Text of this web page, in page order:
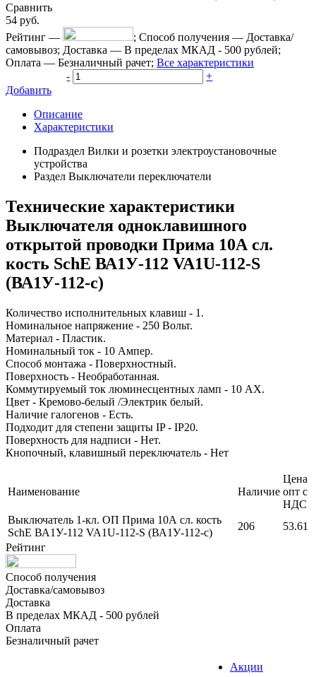
Сравнить
54 руб.
Рейтинг — ; Способ получения — Доставка/
самовывоз; Доставка — В пределах МКАД - 500 рублей;
Оплата — Безналичный рачет; Все характеристики
-
+
Добавить
Описание
Характеристики
Подраздел Вилки и розетки электроустановочные
устройства
Раздел Выключатели переключатели
Технические характеристики
Выключателя одноклавишного
открытой проводки Прима 10А сл.
кость SchE ВА1У-112 VA1U-112-S
(ВА1У-112-с)
Количество исполнительных клавиш - 1.
Номинальное напряжение - 250 Вольт.
Материал - Пластик.
Номинальный ток - 10 Ампер.
Способ монтажа - Поверхностный.
Поверхность - Необработанная.
Коммутируемый ток люминесцентных ламп - 10 AX.
Цвет - Кремово-белый /Электрик белый.
Наличие галогенов - Есть.
Подходит для степени защиты IP - IP20.
Поверхность для надписи - Нет.
Кнопочный, клавишный переключатель - Нет
Наименование Наличие
Цена
опт с
НДС
Выключатель 1-кл. ОП Прима 10А сл. кость
SchE ВА1У-112 VA1U-112-S (ВА1У-112-с)
206
53.61
Рейтинг
Способ получения
Доставка/самовывоз
Доставка
В пределах МКАД - 500 рублей
Оплата
Безналичный рачет
Акции